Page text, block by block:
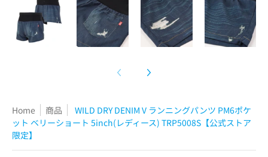
Home 商品
WILD DRY DENIM V ランニングパンツ PM6ポケ
ット ベリーショート 5inch(レディース) TRP5008S【公式ストア
限定】